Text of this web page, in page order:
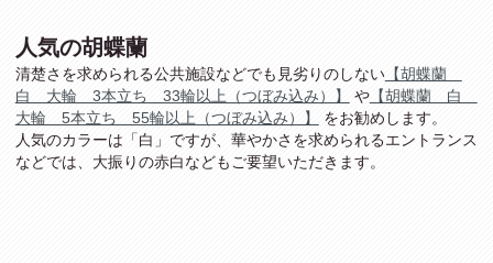
人気の胡蝶蘭
清楚さを求められる公共施設などでも見劣りのしない【胡蝶蘭
白 大輪 3本立ち 33輪以上（つぼみ込み）】
や【胡蝶蘭 白
大輪 5本立ち 55輪以上（つぼみ込み）】
をお勧めします。
人気のカラーは「白」ですが、華やかさを求められるエントランス
などでは、大振りの赤白などもご要望いただきます。